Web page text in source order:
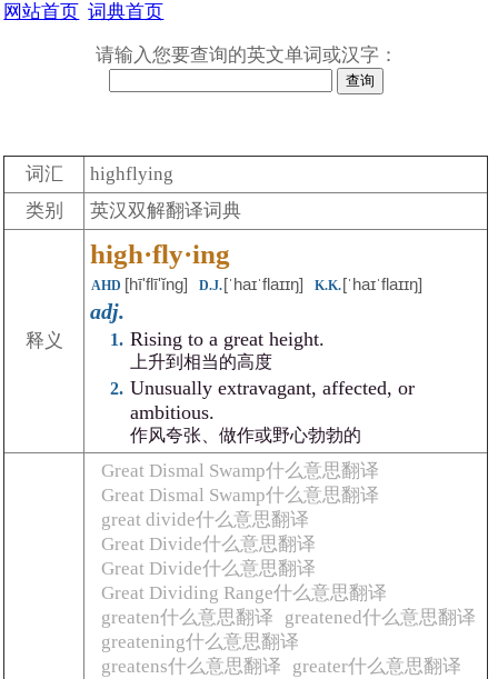
网站首页 词典首页
请输入您要查询的英文单词或汉字：
词汇
highflying
类别
英汉双解翻译词典
释义
high·fly·ing
AHD [hīʹflīʹĭng] D.J.[ˈhaɪˈflaɪɪŋ] K.K.[ˈhaɪˈflaɪɪŋ]
adj.
Rising to a great height.
上升到相当的高度
Unusually extravagant, affected, or
ambitious.
作风夸张、做作或野心勃勃的
Great Dismal Swamp什么意思翻译
Great Dismal Swamp什么意思翻译
great divide什么意思翻译
Great Divide什么意思翻译
Great Divide什么意思翻译
Great Dividing Range什么意思翻译
greaten什么意思翻译
greatened什么意思翻译
greatening什么意思翻译
greatens什么意思翻译
greater什么意思翻译